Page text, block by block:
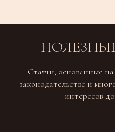
Статьи, основанные
законодательстве и
интересов